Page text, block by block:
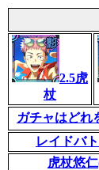
2.5虎
杖
ガチャはどれ
レイドバ
虎杖悠